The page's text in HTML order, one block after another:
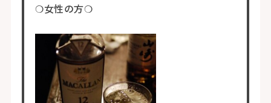
❍女性の方❍